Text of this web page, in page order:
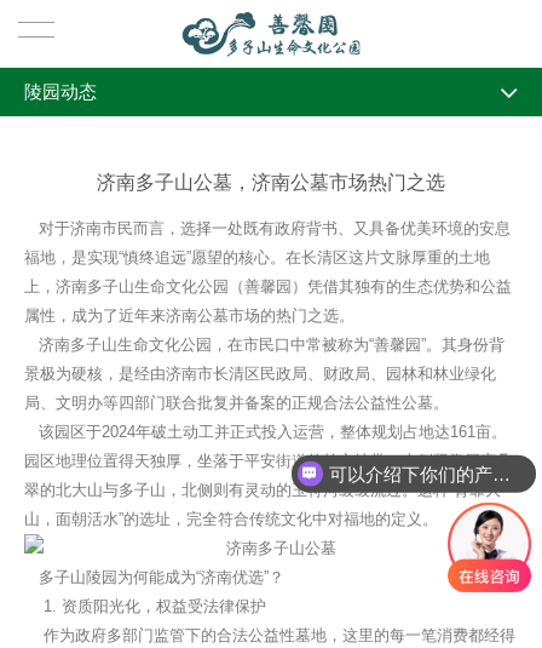
陵园动态
行业资讯
陵园动态
风水文化
济南多子山公墓，济南公墓市场热门之选
对于济南市民而言，选择一处既有政府背书、又具备优美环境的安息
福地，是实现“慎终追远”愿望的核心。在长清区这片文脉厚重的土地
上，济南多子山生命文化公园（善馨园）凭借其独有的生态优势和公益
属性，成为了近年来济南公墓市场的热门之选。
济南多子山生命文化公园，在市民口中常被称为“善馨园”。其身份背
景极为硬核，是经由济南市长清区民政局、财政局、园林和林业绿化
局、文明办等四部门联合批复并备案的正规合法公益性公墓。
该园区于2024年破土动工并正式投入运营，整体规划占地达161亩。
园区地理位置得天独厚，坐落于平安街道的核心地带，南侧紧靠层峦叠
翠的北大山与多子山，北侧则有灵动的玉符河缓缓流过。这种“背靠大
山，面朝活水”的选址，完全符合传统文化中对福地的定义。
多子山陵园为何能成为“济南优选”？
1. 资质阳光化，权益受法律保护
作为政府多部门监管下的合法公益性墓地，这里的每一笔消费都经得
首页
陵园风景
墓型展示
墓型展示
新闻动态
行业资讯
陵园动态
风水文化
陵园服务
殡仪服务
告别流程
缅怀祭奠
联系我们
联系我们
可以介绍下你们的产品么